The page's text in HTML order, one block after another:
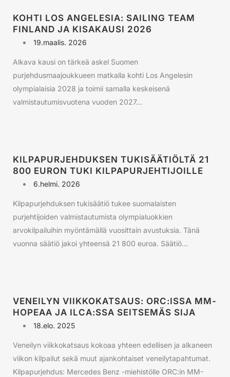
KOHTI LOS ANGELESIA: SAILING TEAM
FINLAND JA KISAKAUSI 2026
19.maalis. 2026
Alkava kausi on tärkeä askel Suomen
purjehdusmaajoukkueen matkalla kohti Los Angelesin
olympialaisia 2028 ja toimii samalla keskeisenä
valmistautumisvuotena vuoden 2027...
KILPAPURJEHDUKSEN TUKISÄÄTIÖLTÄ 21
800 EURON TUKI KILPAPURJEHTIJOILLE
6.helmi. 2026
Kilpapurjehduksen tukisäätiö tukee suomalaisten
purjehtijoiden valmistautumista olympialuokkien
arvokilpailuihin myöntämällä vuosittain avustuksia. Tänä
vuonna säätiö jakoi yhteensä 21 800 euroa. Säätiö...
VENEILYN VIIKKOKATSAUS: ORC:ISSA MM-
HOPEAA JA ILCA:SSA SEITSEMÄS SIJA
18.elo. 2025
Veneilyn viikkokatsaus kokoaa yhteen edellisen ja alkaneen
viikon kilpailut sekä muut ajankohtaiset veneilytapahtumat.
Kilpapurjehdus: Mercedes Benz -miehistölle ORC:in MM-